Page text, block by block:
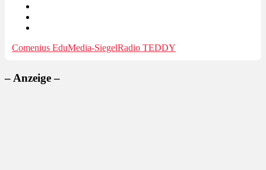
Comenius EduMedia-SiegelRadio TEDDY
– Anzeige –